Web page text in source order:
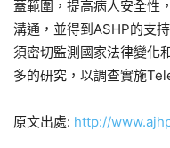
蓋範圍，提高病人安全性
溝通，並得到ASHP的支
須密切監測國家法律變化
多的研究，以調查實施
原文出處: http://